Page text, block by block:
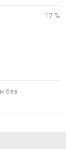
17 %
без